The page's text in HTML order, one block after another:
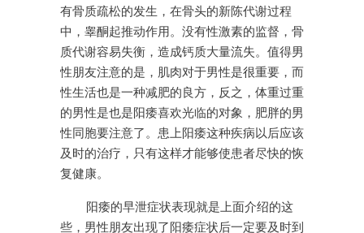
有骨质疏松的发生，在骨头的新陈代谢过程
中，睾酮起推动作用。没有性激素的监督，骨
质代谢容易失衡，造成钙质大量流失。值得男
性朋友注意的是，肌肉对于男性是很重要，而
性生活也是一种减肥的良方，反之，体重过重
的男性是也是阳痿喜欢光临的对象，肥胖的男
性同胞要注意了。患上阳痿这种疾病以后应该
及时的治疗，只有这样才能够使患者尽快的恢
复健康。
阳痿的早泄症状表现就是上面介绍的这
些，男性朋友出现了阳痿症状后一定要及时到